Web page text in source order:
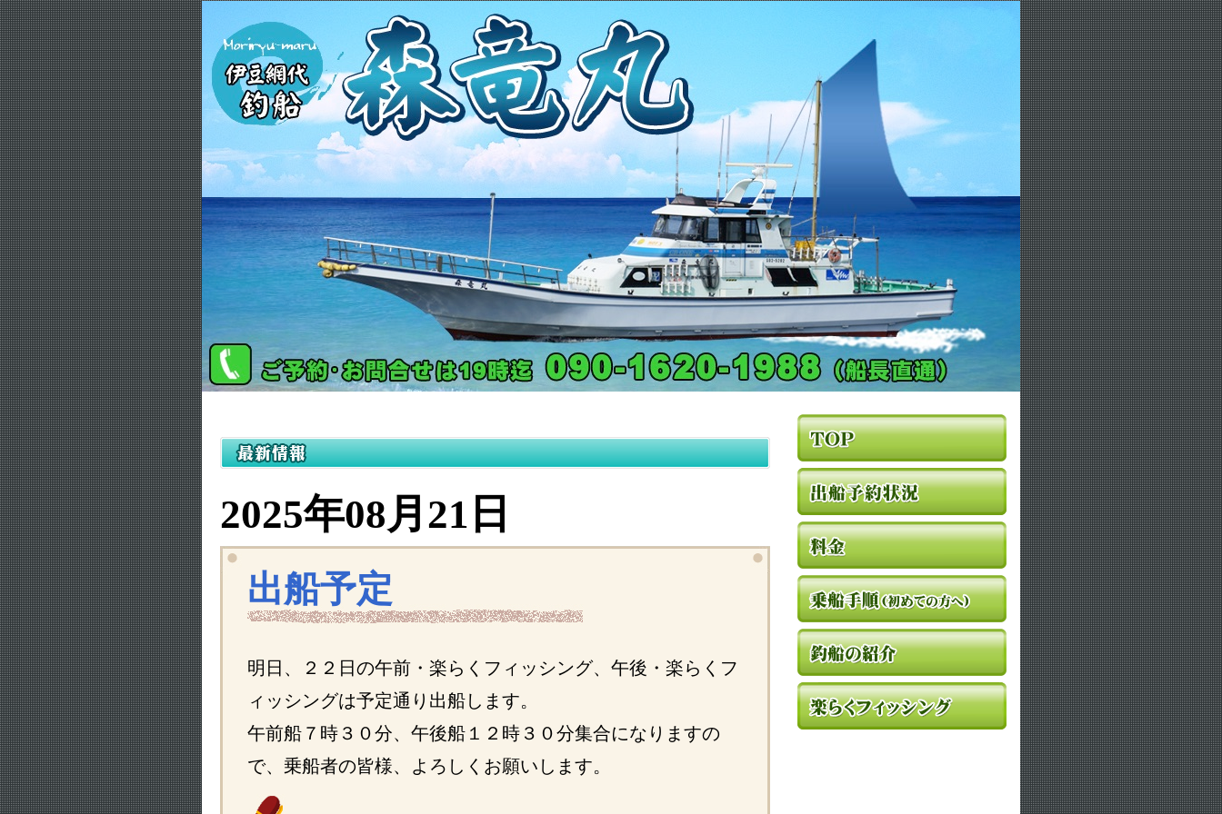
2025年08月21日
出船予定
明日、 ２２日の午前・楽らくフィッシング、午後・楽らくフ
ィッシングは予定通り出船します。
午前船７時３０分、午後船１２時３０分集合になりますの
で、乗船者の皆様、よろしくお願いします。